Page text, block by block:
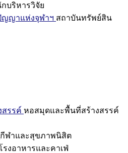
บริหารวิจัย
ญญาแห่งจุฬาฯ สถาบันทรัพย์สิน
รรค์ หอสมุดและพื้นที่สร้างสรรค์
กีฬาและสุขภาพนิสิต
รงอาหารและคาเฟ่